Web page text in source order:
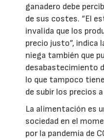
ganadero debe
de sus costes. “El
invalida que los
precio justo”, indica
niega también que
desabastecimiento
lo que tampoco
de subir los precios
La alimentación es
sociedad en el
por la pandemia de